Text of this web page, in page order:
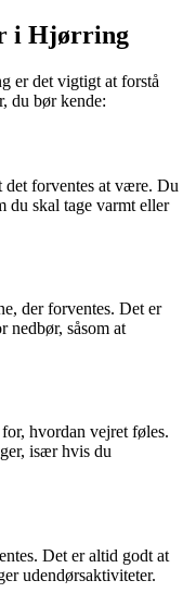
i Hjørring
er det vigtigt at forstå
du bør kende:
det forventes at være. Du
du skal tage varmt eller
der forventes. Det er
såsom at
hvordan vejret føles.
især hvis du
Det er altid godt at
udendørsaktiviteter.